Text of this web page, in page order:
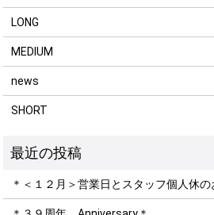
LONG
MEDIUM
news
SHORT
＊＜１２月＞営業日とスタッフ個人休の